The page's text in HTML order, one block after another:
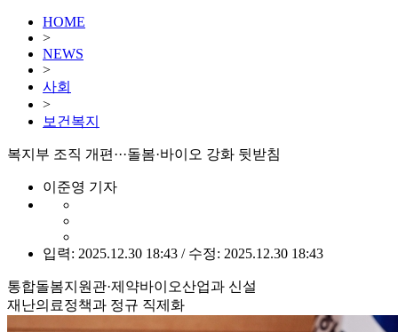
HOME
>
NEWS
>
사회
>
보건복지
복지부 조직 개편···돌봄·바이오 강화 뒷받침
이준영 기자
입력: 2025.12.30 18:43 / 수정: 2025.12.30 18:43
통합돌봄지원관·제약바이오산업과 신설
재난의료정책과 정규 직제화